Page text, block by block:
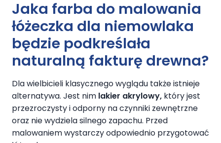
Jaka farba do malowania
łóżeczka dla niemowlaka
będzie podkreślała
naturalną fakturę drewna?
Dla wielbicieli klasycznego wyglądu także istnieje
alternatywa. Jest nim lakier akrylowy, który jest
przezroczysty i odporny na czynniki zewnętrzne
oraz nie wydziela silnego zapachu. Przed
malowaniem wystarczy odpowiednio przygotować